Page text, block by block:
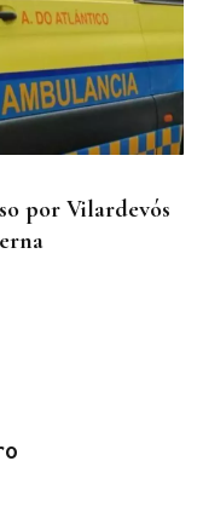
por Vilardevós